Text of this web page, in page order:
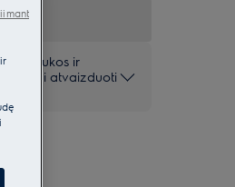
ir
atvaizduoti